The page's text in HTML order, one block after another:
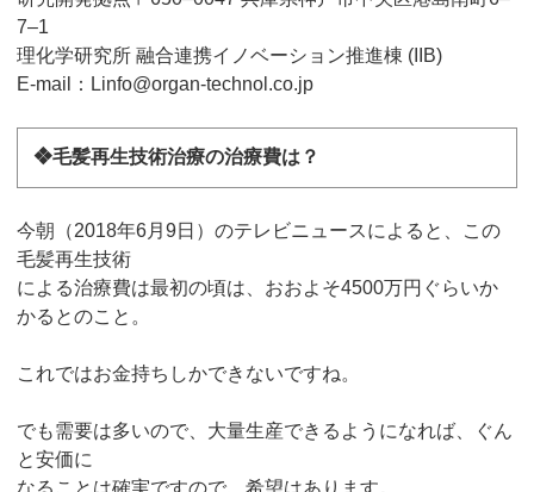
7–1
理化学研究所 融合連携イノベーション推進棟 (IIB)
E-mail：Linfo@organ-technol.co.jp
❖毛髪再生技術治療の治療費は？
今朝（2018年6月9日）のテレビニュースによると、この
毛髪再生技術
による治療費は最初の頃は、おおよそ4500万円ぐらいか
かるとのこと。
これではお金持ちしかできないですね。
でも需要は多いので、大量生産できるようになれば、ぐん
と安価に